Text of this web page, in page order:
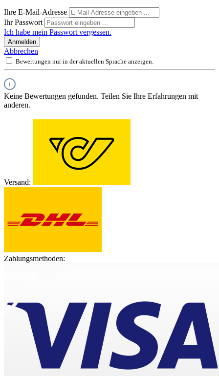
Ihre E-Mail-Adresse
Ihr Passwort
Ich habe mein Passwort vergessen.
Anmelden
Abbrechen
Bewertungen nur in der aktuellen Sprache anzeigen.
Keine Bewertungen gefunden. Teilen Sie Ihre Erfahrungen mit
anderen.
Versand:
Zahlungsmethoden: